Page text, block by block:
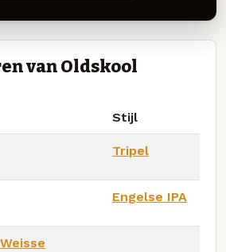
van Oldskool
Stijl
Tripel
Engelse IPA